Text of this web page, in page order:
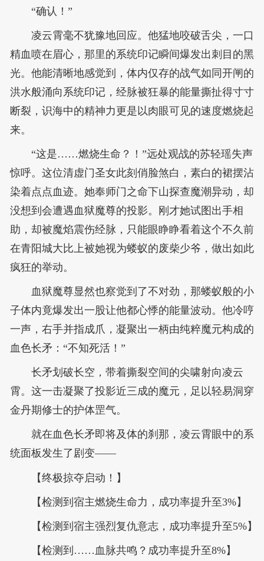
“确认！”
凌云霄毫不犹豫地回应。他猛地咬破舌尖，一口
精血喷在眉心，那里的系统印记瞬间爆发出刺目的黑
光。他能清晰地感觉到，体内仅存的战气如同开闸的
洪水般涌向系统印记，经脉被狂暴的能量撕扯得寸寸
断裂，识海中的精神力更是以肉眼可见的速度燃烧起
来。
“这是……燃烧生命？！”远处观战的苏轻瑶失声
惊呼。这位清虚门圣女此刻俏脸煞白，素白的裙摆沾
染着点点血迹。她奉师门之命下山探查魔潮异动，却
没想到会遭遇血狱魔尊的投影。刚才她试图出手相
助，却被魔焰震伤经脉，只能眼睁睁看着这个不久前
在青阳城大比上被她视为蝼蚁的废柴少爷，做出如此
疯狂的举动。
血狱魔尊显然也察觉到了不对劲，那蝼蚁般的小
子体内竟爆发出一股让他都心悸的能量波动。他冷哼
一声，右手并指成爪，凝聚出一柄由纯粹魔元构成的
血色长矛：“不知死活！”
长矛划破长空，带着撕裂空间的尖啸射向凌云
霄。这一击凝聚了投影近三成的魔元，足以轻易洞穿
金丹期修士的护体罡气。
就在血色长矛即将及体的刹那，凌云霄眼中的系
统面板发生了剧变——
【终极掠夺启动！】
【检测到宿主燃烧生命力，成功率提升至3%】
【检测到宿主强烈复仇意志，成功率提升至5%】
【检测到……血脉共鸣？成功率提升至8%】